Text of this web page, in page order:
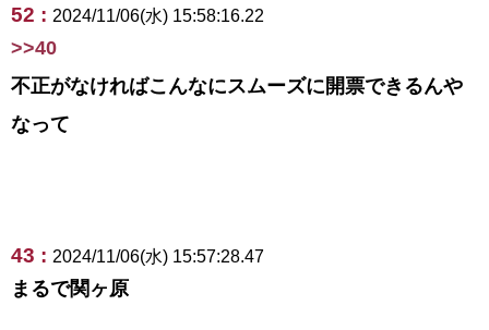
52 : 2024/11/06(水) 15:58:16.22
>>40
不正がなければこんなにスムーズに開票できるんや
なって
43 : 2024/11/06(水) 15:57:28.47
まるで関ヶ原